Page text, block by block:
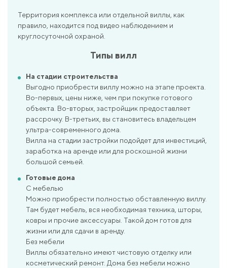
Территория комплекса или отдельной виллы, как
правило, находится под видео наблюдением и
круглосуточной охраной.
Типы вилл
На стадии строительства
Выгодно приобрести виллу можно на этапе проекта.
Во-первых, цены ниже, чем при покупке готового
объекта. Во-вторых, застройщик предоставляет
рассрочку. В-третьих, вы становитесь владельцем
ультра-современного дома.
Вилла на стадии застройки подойдет для инвестиций,
заработка на аренде или для роскошной жизни
большой семьей.
Готовые дома
С мебелью
Можно приобрести полностью обставленную виллу.
Там будет мебель, вся необходимая техника, шторы,
ковры и прочие аксессуары. Такой дом готов для
жизни или для сдачи в аренду.
Без мебели
Виллы обязательно имеют чистовую отделку или
косметический ремонт. Дома без мебели можно